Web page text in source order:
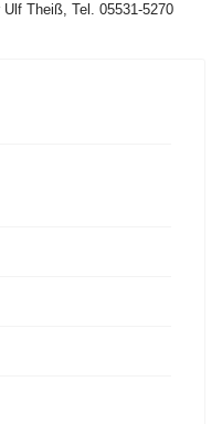
Theiß, Tel. 05531-5270